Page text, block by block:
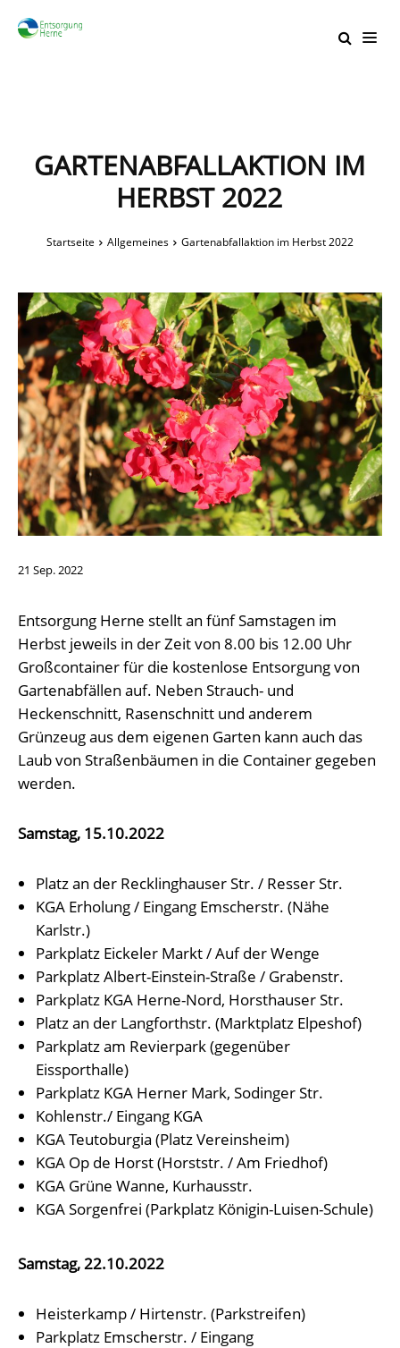
GARTENABFALLAKTION IM
HERBST 2022
Startseite Allgemeines Gartenabfallaktion im Herbst 2022
21 Sep.2022
Entsorgung Herne stellt an fünf Samstagen im
Herbst jeweils in der Zeit von 8.00 bis 12.00 Uhr
Großcontainer für die kostenlose Entsorgung von
Gartenabfällen auf. Neben Strauch- und
Heckenschnitt, Rasenschnitt und anderem
Grünzeug aus dem eigenen Garten kann auch das
Laub von Straßenbäumen in die Container gegeben
werden.
Samstag, 15.10.2022
Platz an der Recklinghauser Str. / Resser Str.
KGA Erholung / Eingang Emscherstr. (Nähe
Karlstr.)
Parkplatz Eickeler Markt / Auf der Wenge
Parkplatz Albert-Einstein-Straße / Grabenstr.
Parkplatz KGA Herne-Nord, Horsthauser Str.
Platz an der Langforthstr. (Marktplatz Elpeshof)
Parkplatz am Revierpark (gegenüber
Eissporthalle)
Parkplatz KGA Herner Mark, Sodinger Str.
Kohlenstr./ Eingang KGA
KGA Teutoburgia (Platz Vereinsheim)
KGA Op de Horst (Horststr. / Am Friedhof)
KGA Grüne Wanne, Kurhausstr.
KGA Sorgenfrei (Parkplatz Königin-Luisen-Schule)
Samstag, 22.10.2022
Heisterkamp / Hirtenstr. (Parkstreifen)
Parkplatz Emscherstr. / Eingang